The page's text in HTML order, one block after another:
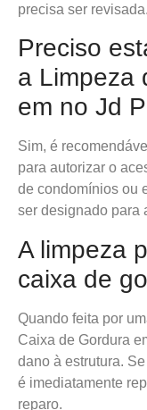
precisa ser revisada.
Preciso
a Limpeza
em no Jd
Sim, é
para autorizar o
de condomínios ou
ser designado para
A limpeza
caixa de
Quando feita por
Caixa de Gordura
dano à estrutura.
é imediatamente
reparo.